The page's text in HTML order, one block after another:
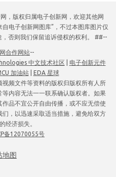
，版权归属电子创新网，欢迎其他网
电子创新网图库”，不过本图库图片仅
否则我们保留追诉侵权的权利。 ##--
合作网站--
中文技术社区
电子创新元件
加油站| EDA 星球
频文件等资料的版权归版权所有人所
内容无法一一联系确认版权者。如果
品不宜公开自由传播，或不应无偿使
，以迅速采取适当措施，避免给双方
经济损失。
备12070055号
地图